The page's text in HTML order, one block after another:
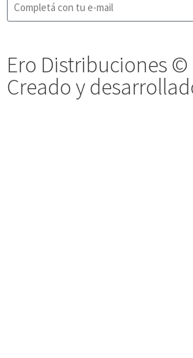
Ero Distribuciones ©
Creado y